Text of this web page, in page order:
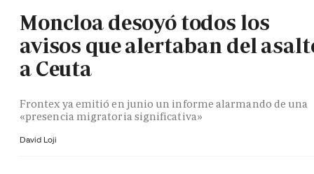
Moncloa desoyó todos los
avisos que alertaban del
a Ceuta
Frontex ya emitió en junio un informe alarmando de una
«presencia migratoria significativa»
David Loji